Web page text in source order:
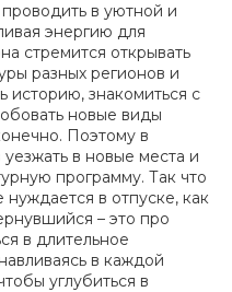
в уютной и
энергию для
стремится открывать
разных регионов и
историю, знакомиться с
новые виды
Поэтому в
в новые места и
программу. Так что
нуждается в отпуске, как
– это про
в длительное
в каждой
углубиться в